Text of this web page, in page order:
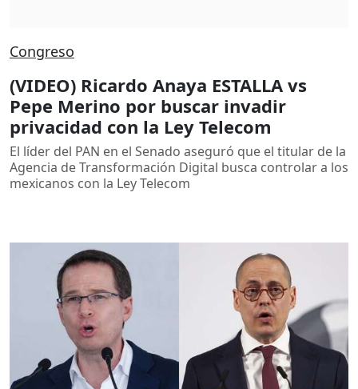
Congreso
(VIDEO) Ricardo Anaya ESTALLA vs
Pepe Merino por buscar invadir
privacidad con la Ley Telecom
El líder del PAN en el Senado aseguró que el titular de la
Agencia de Transformación Digital busca controlar a los
mexicanos con la Ley Telecom